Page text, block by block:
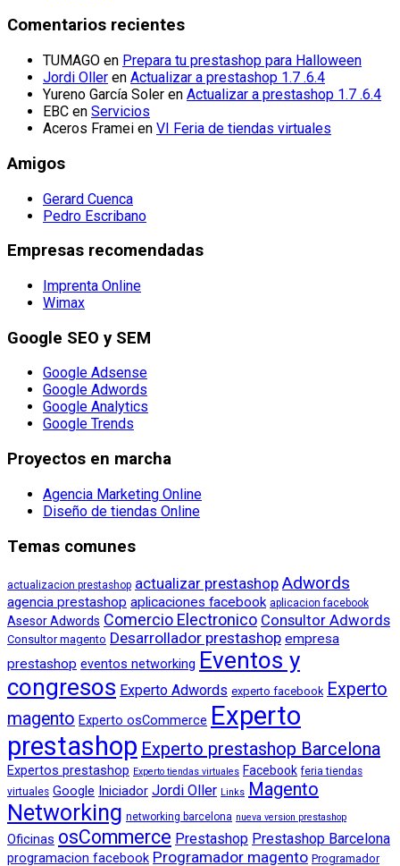
Comentarios recientes
TUMAGO en Prepara tu prestashop para Halloween
Jordi Oller en Actualizar a prestashop 1.7 .6.4
Yureno García Soler en Actualizar a prestashop 1.7 .6.4
EBC en Servicios
Aceros Framei en VI Feria de tiendas virtuales
Amigos
Gerard Cuenca
Pedro Escribano
Empresas recomendadas
Imprenta Online
Wimax
Google SEO y SEM
Google Adsense
Google Adwords
Google Analytics
Google Trends
Proyectos en marcha
Agencia Marketing Online
Diseño de tiendas Online
Temas comunes
actualizacion prestashop actualizar prestashop Adwords
agencia prestashop aplicaciones facebook aplicacion facebook
Asesor Adwords Comercio Electronico Consultor Adwords
Consultor magento Desarrollador prestashop empresa
prestashop eventos networking Eventos y
congresos Experto Adwords experto facebook Experto
magento Experto osCommerce Experto
prestashop Experto prestashop Barcelona
Expertos prestashop Experto tiendas virtuales Facebook feria tiendas
virtuales Google Iniciador Jordi Oller Links Magento
Networking networking barcelona nueva version prestashop
Oficinas osCommerce Prestashop Prestashop Barcelona
programacion facebook Programador magento Programador